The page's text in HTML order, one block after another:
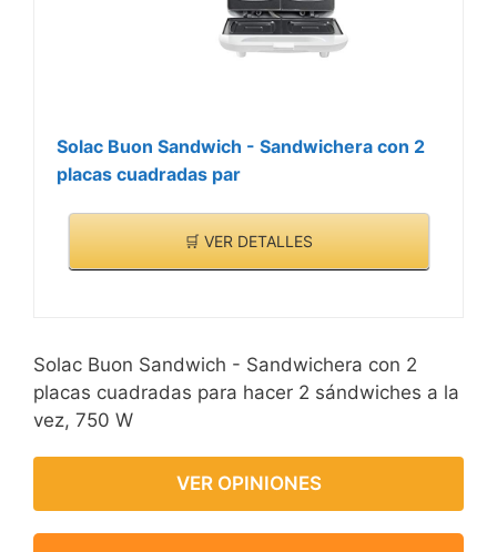
Solac Buon Sandwich - Sandwichera con 2
placas cuadradas par
🛒 VER DETALLES
Solac Buon Sandwich - Sandwichera con 2
placas cuadradas para hacer 2 sándwiches a la
vez, 750 W
VER OPINIONES